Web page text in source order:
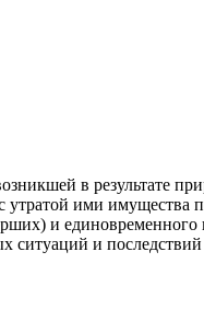
в результате
ими имущества
и единовременного
ситуаций и